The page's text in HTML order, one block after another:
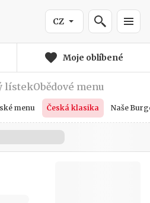
CZ
Moje oblíbené
lístekObědové menu
menu Česká klasika Naše